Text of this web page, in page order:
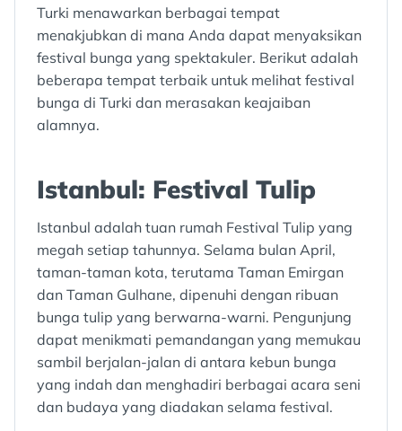
Turki menawarkan berbagai tempat
menakjubkan di mana Anda dapat menyaksikan
festival bunga yang spektakuler. Berikut adalah
beberapa tempat terbaik untuk melihat festival
bunga di Turki dan merasakan keajaiban
alamnya.
Istanbul: Festival Tulip
Istanbul adalah tuan rumah Festival Tulip yang
megah setiap tahunnya. Selama bulan April,
taman-taman kota, terutama Taman Emirgan
dan Taman Gulhane, dipenuhi dengan ribuan
bunga tulip yang berwarna-warni. Pengunjung
dapat menikmati pemandangan yang memukau
sambil berjalan-jalan di antara kebun bunga
yang indah dan menghadiri berbagai acara seni
dan budaya yang diadakan selama festival.